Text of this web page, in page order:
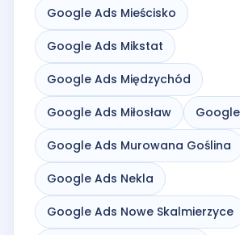
Google Ads Mieścisko
Google Ads Mikstat
Google Ads Międzychód
Google Ads Miłosław
Google Ads Murowana Goślina
Google Ads Nekla
Google Ads Nowe Skalmierzyce